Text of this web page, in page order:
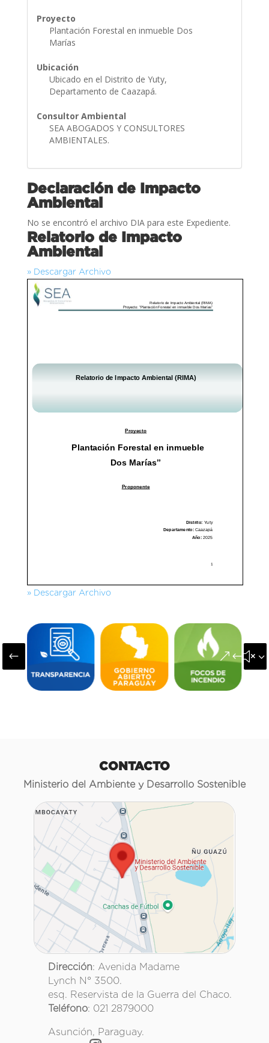
Proyecto
Plantación Forestal en inmueble Dos
Marías
Ubicación
Ubicado en el Distrito de Yuty,
Departamento de Caazapá.
Consultor Ambiental
SEA ABOGADOS Y CONSULTORES
AMBIENTALES.
Declaración de Impacto
Ambiental
No se encontró el archivo DIA para este Expediente.
Relatorio de Impacto
Ambiental
» Descargar Archivo
» Descargar Archivo
#
CONTACTO
Ministerio del Ambiente y Desarrollo Sostenible
Dirección: Avenida Madame
Lynch N° 3500.
esq. Reservista de la Guerra del Chaco.
Teléfono: 021 2879000
Asunción, Paraguay.